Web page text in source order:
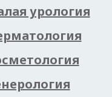
урология